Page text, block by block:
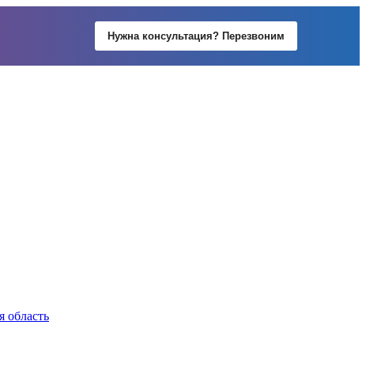
Нужна консультация? Перезвоним
область